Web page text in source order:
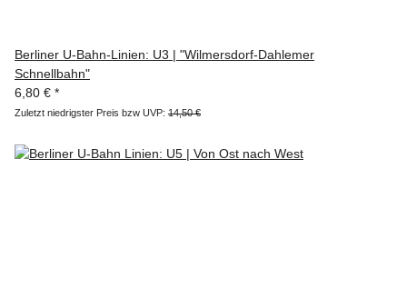
Berliner U-Bahn-Linien: U3 | "Wilmersdorf-Dahlemer
Schnellbahn"
6,80 € *
Zuletzt niedrigster Preis bzw UVP: 14,50 €